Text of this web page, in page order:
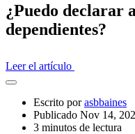
¿Puedo declarar
dependientes?
Leer el artículo
Abrir
cajón
compartido
Escrito porasbbaines
Publicado Nov 14,
3 minutos de lectura